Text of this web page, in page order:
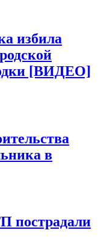
избила
[ВИДЕО]
в
пострадали